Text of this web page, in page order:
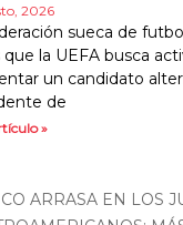
2026
sueca de
que la UEFA busca
un candidato
de
»
ARRASA EN LOS